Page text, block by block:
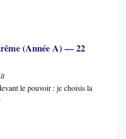
(Année A) — 22
le pouvoir : je choisis la